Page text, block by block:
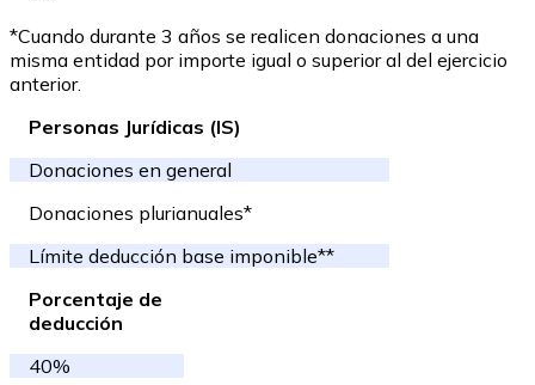
*Cuando durante 3 años se realicen donaciones a una
misma entidad por importe igual o superior al del ejercicio
anterior.
Personas Jurídicas (IS)
Donaciones en general
Donaciones plurianuales*
Límite deducción base imponible**
Porcentaje de
deducción
40%